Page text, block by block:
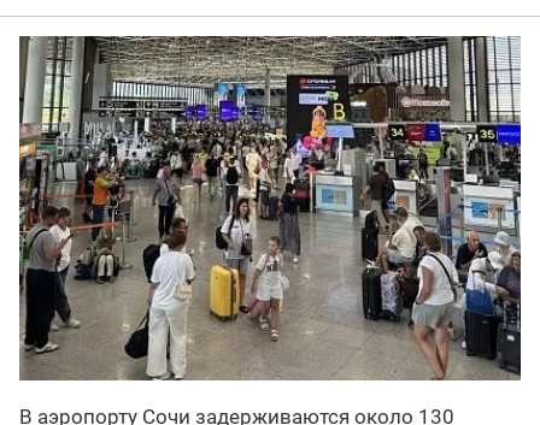
В аэропорту Сочи задерживаются около 130